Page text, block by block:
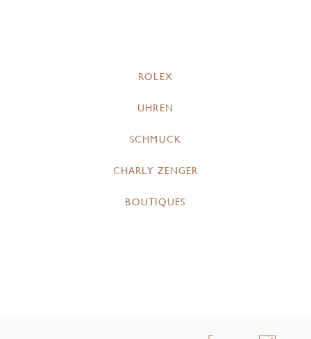
ROLEX
UHREN
SCHMUCK
CHARLY ZENGER
BOUTIQUES